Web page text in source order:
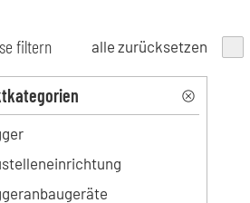
filtern alle zurücksetzen